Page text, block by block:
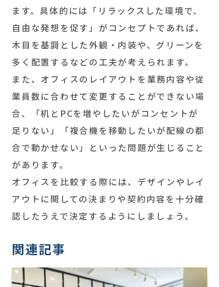
ます。具体的には「リラックスした環境で、
自由な発想を促す」がコンセプトであれば、
木目を基調とした外観・内装や、グリーンを
多く配置するなどの工夫が考えられます。
また、オフィスのレイアウトを業務内容や従
業員数に合わせて変更することができない場
合、「机とPCを増やしたいがコンセントが
足りない」「複合機を移動したいが配線の都
合で動かせない」といった問題が生じること
があります。
オフィスを比較する際には、デザインやレイ
アウトに関しての決まりや契約内容を十分確
認したうえで決定するようにしましょう。
関連記事